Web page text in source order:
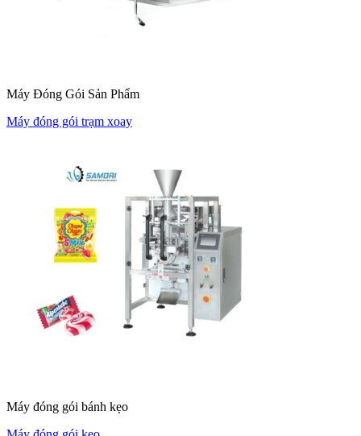
Máy Đóng Gói Sản Phẩm
Máy đóng gói trạm xoay
Máy đóng gói bánh kẹo